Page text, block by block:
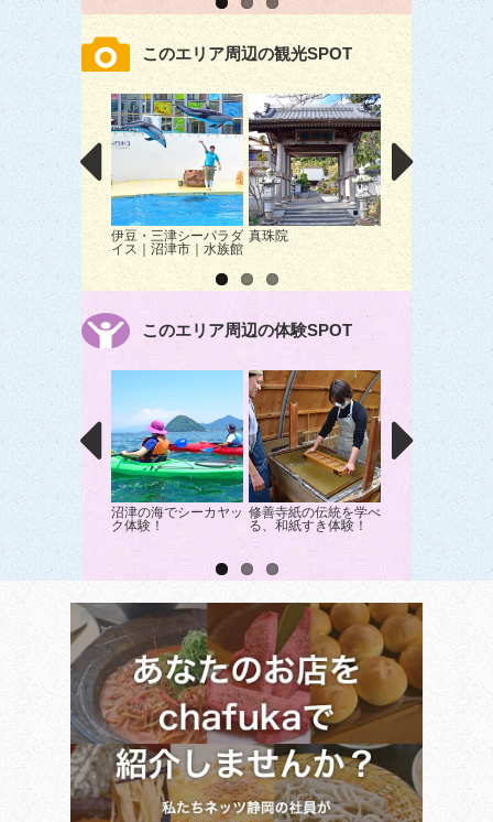
このエリア周辺の観光SPOT
伊豆・三津シーパラダ
イス｜沼津市｜水族館
真珠院
狩野川堤防（城
ら）の桜｜伊豆
｜桜
このエリア周辺の体験SPOT
沼津の海でシーカヤッ
ク体験！
修善寺紙の伝統を学べ
る、和紙すき体験！
修善寺でコーヒ
煎体験とドリッ
験！ |伊豆市|珈琲